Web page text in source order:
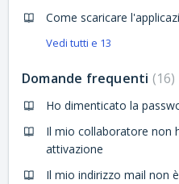
Come scaricare
Vedi tutti e 13
Domande frequenti 16
Ho dimenticato la
Il mio collaboratore non
attivazione
Il mio indirizzo mail non